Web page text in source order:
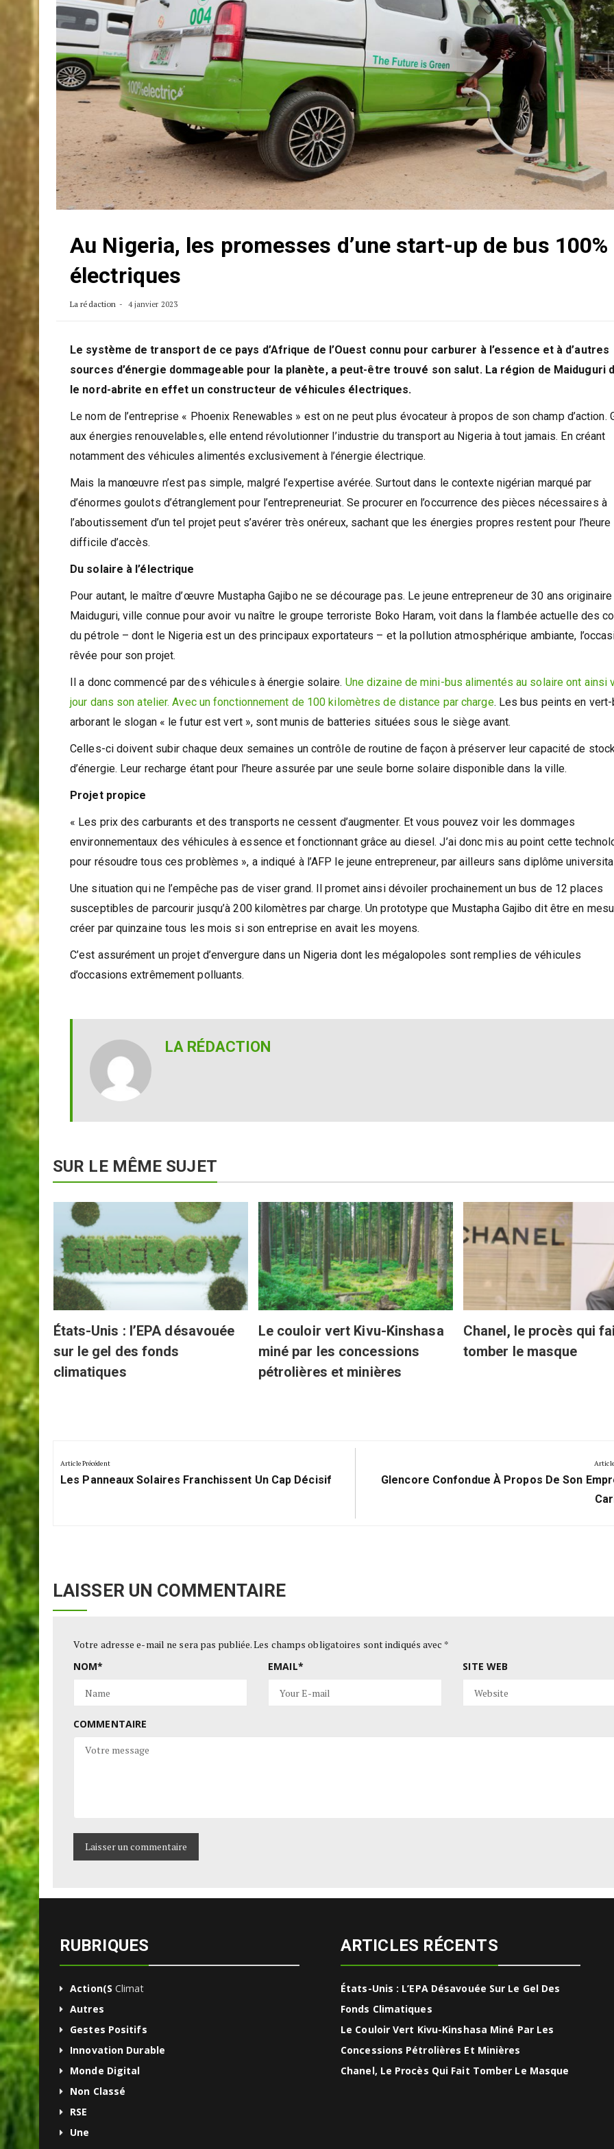
Au Nigeria, les promesses d’une start-up de bus 100%
électriques
La rédaction 4 janvier 2023
Le système de transport de ce pays d’Afrique de l’Ouest connu pour carburer à l’essence et à d’autres
sources d’énergie dommageable pour la planète, a peut-être trouvé son salut. La région de Maiduguri
le nord-abrite en effet un constructeur de véhicules électriques.
Le nom de l’entreprise « Phoenix Renewables » est on ne peut plus évocateur à propos de son champ d’action.
aux énergies renouvelables, elle entend révolutionner l’industrie du transport au Nigeria à tout jamais. En créant
notamment des véhicules alimentés exclusivement à l’énergie électrique.
Mais la manœuvre n’est pas simple, malgré l’expertise avérée. Surtout dans le contexte nigérian marqué par
d’énormes goulots d’étranglement pour l’entrepreneuriat. Se procurer en l’occurrence des pièces nécessaires à
l’aboutissement d’un tel projet peut s’avérer très onéreux, sachant que les énergies propres restent pour l’heure
difficile d’accès.
Du solaire à l’électrique
Pour autant, le maître d’œuvre Mustapha Gajibo ne se décourage pas. Le jeune entrepreneur de 30 ans
Maiduguri, ville connue pour avoir vu naître le groupe terroriste Boko Haram, voit dans la flambée actuelle des
du pétrole – dont le Nigeria est un des principaux exportateurs – et la pollution atmosphérique ambiante,
rêvée pour son projet.
Il a donc commencé par des véhicules à énergie solaire. Une dizaine de mini-bus alimentés au solaire ont ainsi
jour dans son atelier. Avec un fonctionnement de 100 kilomètres de distance par charge. Les bus peints en vert-
arborant le slogan « le futur est vert », sont munis de batteries situées sous le siège avant.
Celles-ci doivent subir chaque deux semaines un contrôle de routine de façon à préserver leur capacité de
d’énergie. Leur recharge étant pour l’heure assurée par une seule borne solaire disponible dans la ville.
Projet propice
« Les prix des carburants et des transports ne cessent d’augmenter. Et vous pouvez voir les dommages
environnementaux des véhicules à essence et fonctionnant grâce au diesel. J’ai donc mis au point cette
pour résoudre tous ces problèmes », a indiqué à l’AFP le jeune entrepreneur, par ailleurs sans diplôme
Une situation qui ne l’empêche pas de viser grand. Il promet ainsi dévoiler prochainement un bus de 12 places
susceptibles de parcourir jusqu’à 200 kilomètres par charge. Un prototype que Mustapha Gajibo dit être en
créer par quinzaine tous les mois si son entreprise en avait les moyens.
C’est assurément un projet d’envergure dans un Nigeria dont les mégalopoles sont remplies de véhicules
d’occasions extrêmement polluants.
LA RÉDACTION
SUR LE MÊME SUJET
États-Unis : l’EPA désavouée
sur le gel des fonds
climatiques
Le couloir vert Kivu-Kinshasa
miné par les concessions
pétrolières et minières
Chanel, le procès qui
tomber le masque
de
l’article
Article Précédent
Previous
Les Panneaux Solaires Franchissent Un Cap Décisif
Next
Glencore Confondue À Propos De Son
LAISSER UN COMMENTAIRE
Votre adresse e-mail ne sera pas publiée.Les champs obligatoires sont indiqués avec *
NOM* EMAIL* SITE WEB
COMMENTAIRE
RUBRIQUES
Action(s Climat
Autres
Gestes Positifs
Innovation Durable
Monde Digital
Non Classé
RSE
Une
ARTICLES RÉCENTS
États-Unis : L’EPA Désavouée Sur Le Gel Des
Fonds Climatiques
Le Couloir Vert Kivu-Kinshasa Miné Par Les
Concessions Pétrolières Et Minières
Chanel, Le Procès Qui Fait Tomber Le Masque